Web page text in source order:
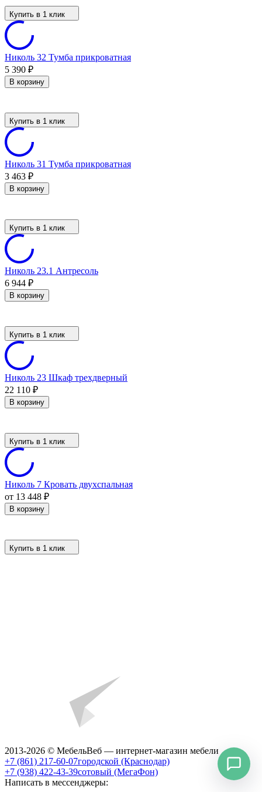
Купить в 1 клик
Николь 32 Тумба прикроватная
5 390 ₽
В корзину
Купить в 1 клик
Николь 31 Тумба прикроватная
3 463 ₽
В корзину
Купить в 1 клик
Николь 23.1 Антресоль
6 944 ₽
В корзину
Купить в 1 клик
Николь 23 Шкаф трехдверный
22 110 ₽
В корзину
Купить в 1 клик
Николь 7 Кровать двухспальная
от 13 448 ₽
В корзину
Купить в 1 клик
2013-2026 © МебельВеб — интернет-магазин мебели
+7 (861) 217-60-07городской (Краснодар)
+7 (938) 422-43-39сотовый (МегаФон)
Написать в мессенджеры: